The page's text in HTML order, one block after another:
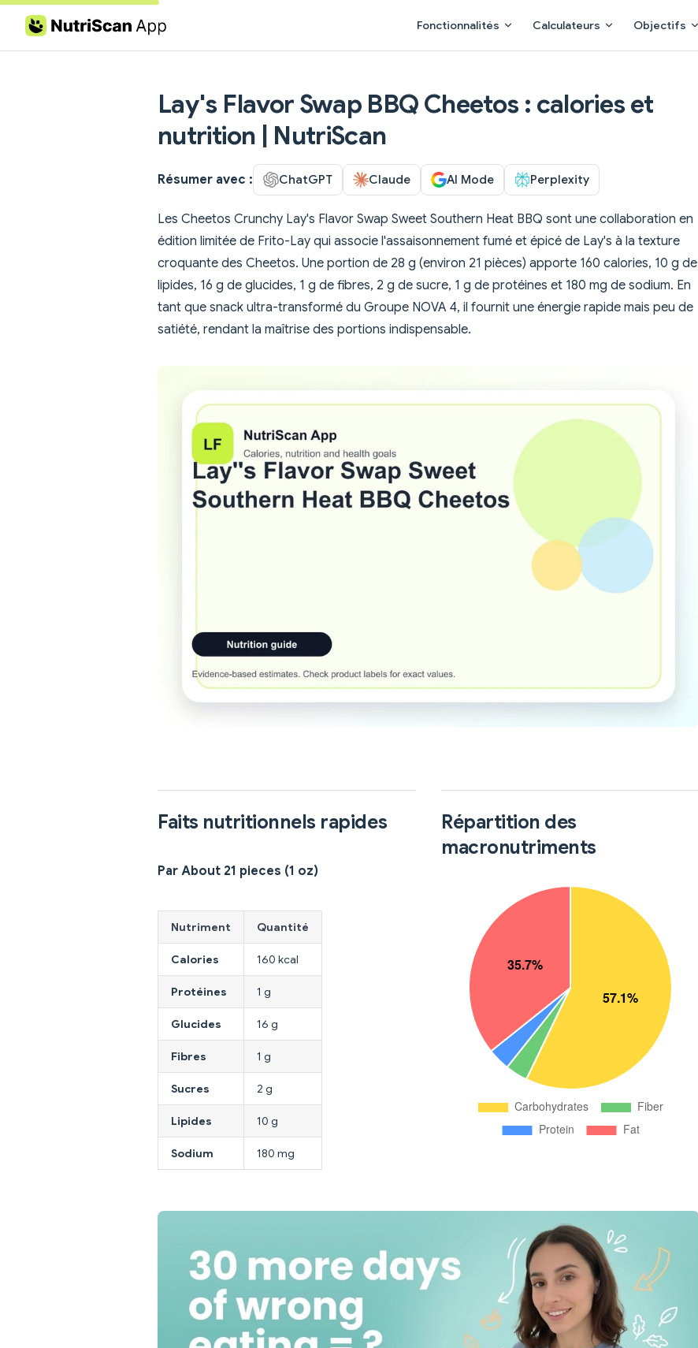
Skip to content Fonctionnalités Calculateurs Objectifs
Lay's Flavor Swap BBQ Cheetos : calories et
nutrition | NutriScan
Résumer avec : ChatGPT Claude AI Mode Perplexity
Les Cheetos Crunchy Lay's Flavor Swap Sweet Southern Heat BBQ sont une collaboration en
édition limitée de Frito-Lay qui associe l'assaisonnement fumé et épicé de Lay's à la texture
croquante des Cheetos. Une portion de 28 g (environ 21 pièces) apporte 160 calories, 10 g de
lipides, 16 g de glucides, 1 g de fibres, 2 g de sucre, 1 g de protéines et 180 mg de sodium. En
tant que snack ultra-transformé du Groupe NOVA 4, il fournit une énergie rapide mais peu de
satiété, rendant la maîtrise des portions indispensable.
Faits nutritionnels rapides
Par About 21 pieces (1 oz)
Nutriment Quantité
Calories 160 kcal
Protéines 1 g
Glucides 16 g
Fibres 1 g
Sucres 2 g
Lipides 10 g
Sodium 180 mg
Répartition des
macronutriments